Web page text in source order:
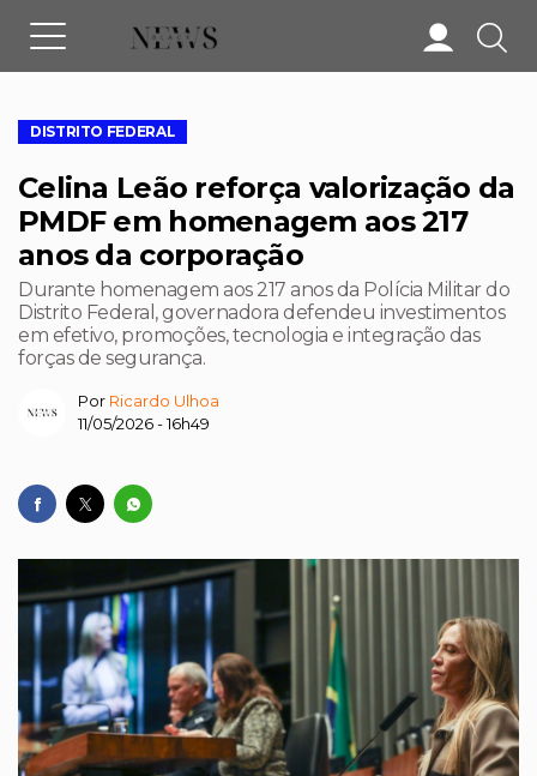
DISTRITO FEDERAL
Celina Leão reforça valorização da
PMDF em homenagem aos 217
anos da corporação
Durante homenagem aos 217 anos da Polícia Militar do
Distrito Federal, governadora defendeu investimentos
em efetivo, promoções, tecnologia e integração das
forças de segurança.
Por Ricardo Ulhoa
11/05/2026 - 16h49